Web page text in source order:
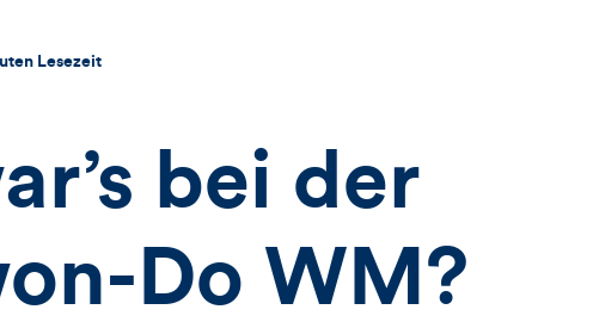
Lesezeit
bei der
Do WM?